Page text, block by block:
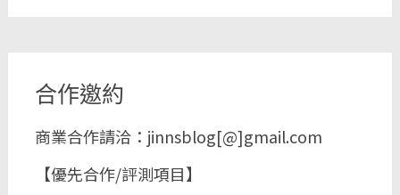
合作邀約
商業合作請洽：jinnsblog[@]gmail.com
【優先合作/評測項目】